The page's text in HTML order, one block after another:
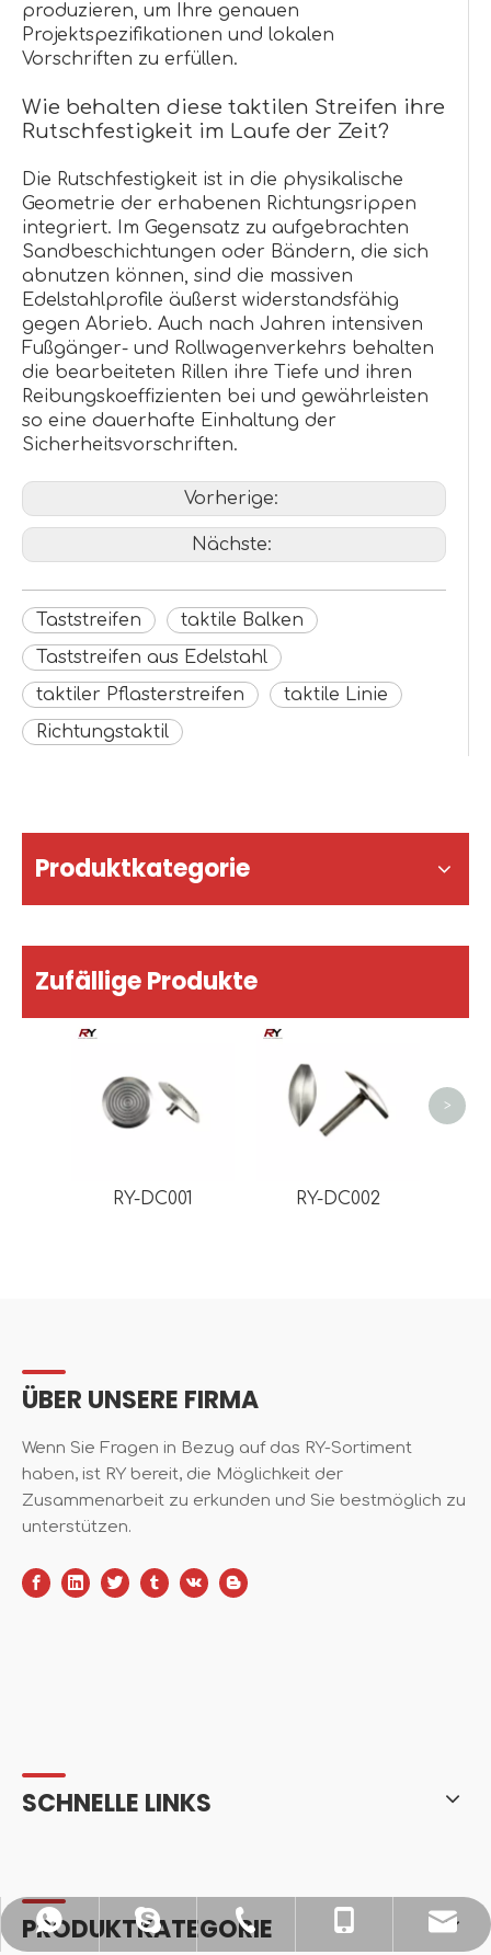
produzieren, um Ihre genauen
Projektspezifikationen und lokalen
Vorschriften zu erfüllen.
Wie behalten diese taktilen Streifen ihre
Rutschfestigkeit im Laufe der Zeit?
Die Rutschfestigkeit ist in die physikalische
Geometrie der erhabenen Richtungsrippen
integriert. Im Gegensatz zu aufgebrachten
Sandbeschichtungen oder Bändern, die sich
abnutzen können, sind die massiven
Edelstahlprofile äußerst widerstandsfähig
gegen Abrieb. Auch nach Jahren intensiven
Fußgänger- und Rollwagenverkehrs behalten
die bearbeiteten Rillen ihre Tiefe und ihren
Reibungskoeffizienten bei und gewährleisten
so eine dauerhafte Einhaltung der
Sicherheitsvorschriften.
Vorherige:
Nächste:
Taststreifen
taktile Balken
Taststreifen aus Edelstahl
taktiler Pflasterstreifen
taktile Linie
Richtungstaktil
Produktkategorie
Zufällige Produkte
RY-DC001 RY-DC002
>
ÜBER UNSERE FIRMA
Wenn Sie Fragen in Bezug auf das RY-Sortiment
haben, ist RY bereit, die Möglichkeit der
Zusammenarbeit zu erkunden und Sie bestmöglich zu
unterstützen.
SCHNELLE LINKS
PRODUKTKATEGORIE
+8615157965822
+8615157965822
+86-579-87593231
+86-15157965822
sales@ykrunyan.com